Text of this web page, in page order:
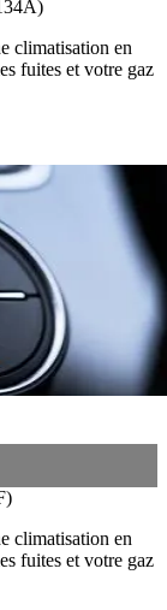
climatisation en
fuites et votre gaz
climatisation en
fuites et votre gaz